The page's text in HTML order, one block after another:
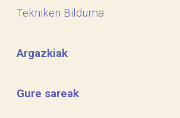
Tekniken Bilduma
Argazkiak
Gure sareak